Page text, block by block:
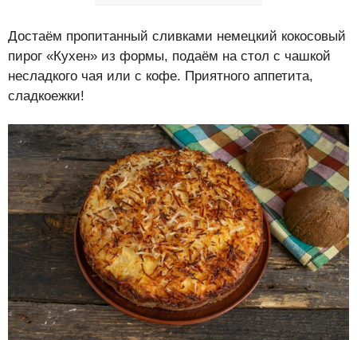
Достаём пропитанный сливками немецкий кокосовый
пирог «Кухен» из формы, подаём на стол с чашкой
несладкого чая или с кофе. Приятного аппетита,
сладкоежки!